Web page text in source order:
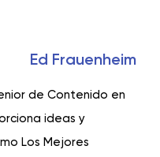
Ed Frauenheim
de Contenido en
ideas y
Los Mejores